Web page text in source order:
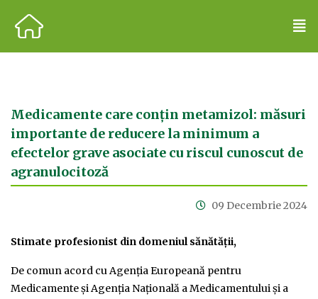
Medicamente care conțin metamizol: măsuri
importante de reducere la minimum a
efectelor grave asociate cu riscul cunoscut de
agranulocitoză
09 Decembrie 2024
Stimate profesionist din domeniul sănătății,
De comun acord cu Agenţia Europeană pentru
Medicamente şi Agenția Națională a Medicamentului și a